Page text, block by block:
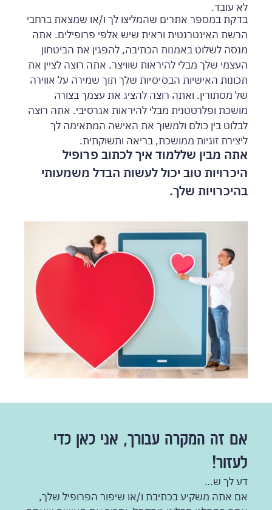
לא עובד.
בדקת במספר אתרים שהמליצו לך ו/או שמצאת ברחבי
הרשת האינטרנטית וראית שיש אלפי פרופילים. אתה
מנסה לשלוט באמנות הכתיבה, להפגין את הביטחון
העצמי שלך מבלי להיראות שוויצר. אתה רוצה לציין את
תכונות האישיות הבסיסיות שלך תוך שמירה על אווירה
של מסתורין. ואתה רוצה להציג את עצמך בצורה
מושכת ופלרטטנית מבלי להיראות אגרסיבי. אתה רוצה
לבלוט בין כולם ולמשוך את האישה המתאימה לך
ליצירת זוגיות ממושכת, בריאה ותשוקתית.
אתה מבין שללמוד איך לכתוב פרופיל
היכרויות טוב יכול לעשות הבדל משמעותי
בהיכרויות שלך.
אם זה המקרה עבורך, אני כאן כדי
לעזור!
דע לך ש…
אם אתה משקיע בכתיבת ו/או שיפור הפרופיל שלך,